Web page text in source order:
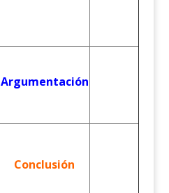
Argumentación
Conclusión